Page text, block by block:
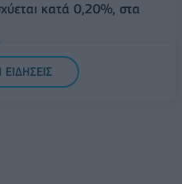
κατά 0,20%, στα